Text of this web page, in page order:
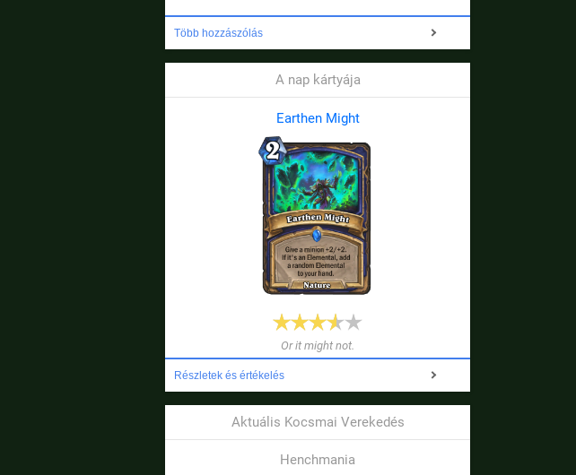
Több hozzászólás
A nap kártyája
Earthen Might
Or it might not.
Részletek és értékelés
Aktuális Kocsmai Verekedés
Henchmania